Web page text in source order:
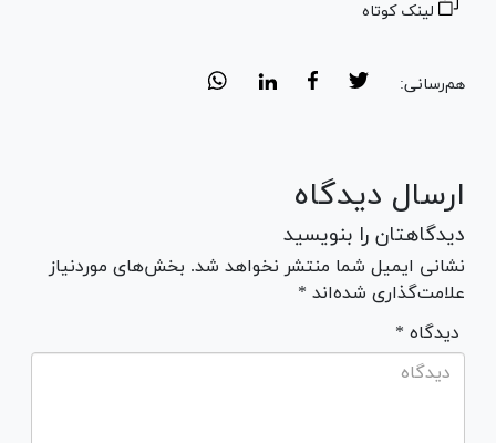
لینک کوتاه
هم‌رسانی:
ارسال دیدگاه
دیدگاهتان را بنویسید
نشانی ایمیل شما منتشر نخواهد شد. بخش‌های موردنیاز
علامت‌گذاری شده‌اند *
* دیدگاه